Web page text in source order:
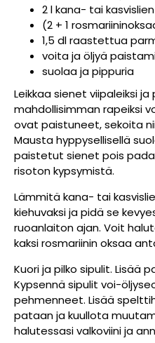
2 l kana- tai
(2 + 1
1,5 dl raastettua
voita ja öljyä
suolaa ja pippuria
Leikkaa sienet viipaleiksi
mahdollisimman rapeiksi
ovat paistuneet, sekoita
Mausta hyppysellisellä
paistetut sienet pois
risoton kypsymistä.
Lämmitä kana- tai
kiehuvaksi ja pidä se
ruoanlaiton ajan. Voit
kaksi rosmariinin oksaa
Kuori ja pilko sipulit. Lisää
Kypsennä sipulit voi-
pehmenneet. Lisää
pataan ja kuullota
halutessasi valkoviini ja